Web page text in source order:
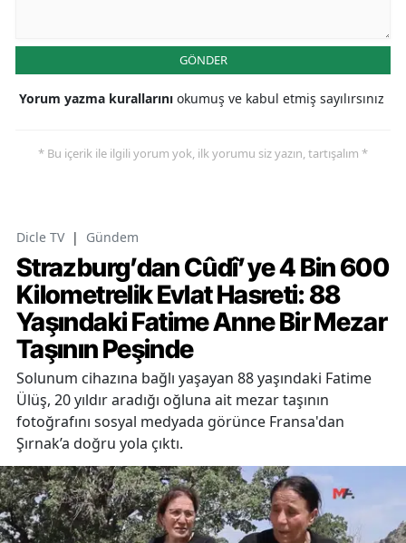
GÖNDER
Yorum yazma kurallarını okumuş ve kabul etmiş sayılırsınız
* Bu içerik ile ilgili yorum yok, ilk yorumu siz yazın, tartışalım *
Dicle TV | Gündem
Strazburg’dan Cûdî’ye 4 Bin 600
Kilometrelik Evlat Hasreti: 88
Yaşındaki Fatime Anne Bir Mezar
Taşının Peşinde
Solunum cihazına bağlı yaşayan 88 yaşındaki Fatime
Ülüş, 20 yıldır aradığı oğluna ait mezar taşının
fotoğrafını sosyal medyada görünce Fransa'dan
Şırnak’a doğru yola çıktı.